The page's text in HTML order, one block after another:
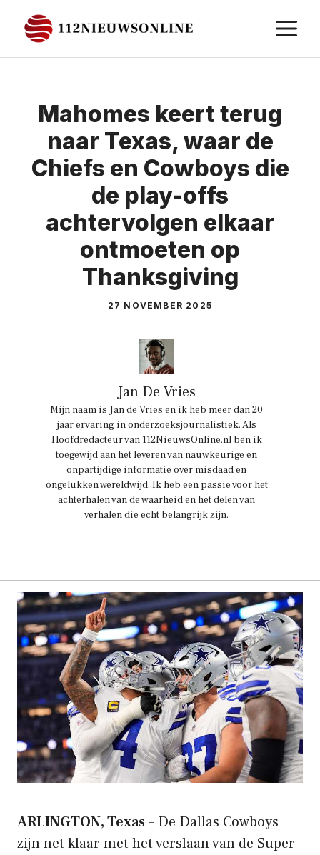
naar
de
Mahomes keert terug
naar Texas, waar de
Chiefs en Cowboys die
de play-offs
achtervolgen elkaar
ontmoeten op
Thanksgiving
27 NOVEMBER 2025
Jan De Vries
Mijn naam is Jan de Vries en ik heb meer dan 20
jaar ervaring in onderzoeksjournalistiek. Als
Hoofdredacteur van 112NieuwsOnline.nl ben ik
toegewijd aan het leveren van nauwkeurige en
onpartijdige informatie over misdaad en
ongelukken wereldwijd. Ik heb een passie voor het
achterhalen van de waarheid en het delen van
verhalen die echt belangrijk zijn.
ARLINGTON, Texas– De Dallas Cowboys
zijn net klaar met het verslaan van de Super